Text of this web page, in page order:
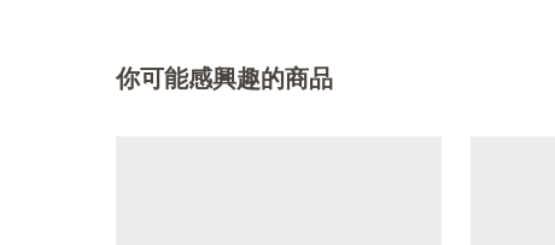
你可能感興趣的商品